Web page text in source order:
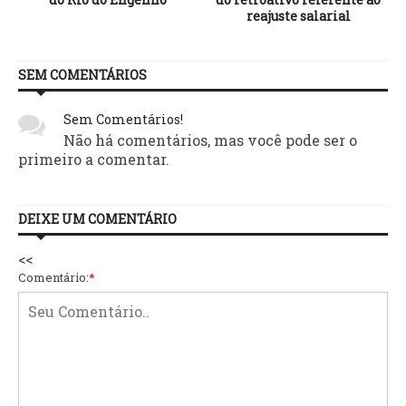
reajuste salarial
SEM COMENTÁRIOS
Sem Comentários!
Não há comentários, mas você pode ser o
primeiro a comentar.
DEIXE UM COMENTÁRIO
<<
Comentário:*